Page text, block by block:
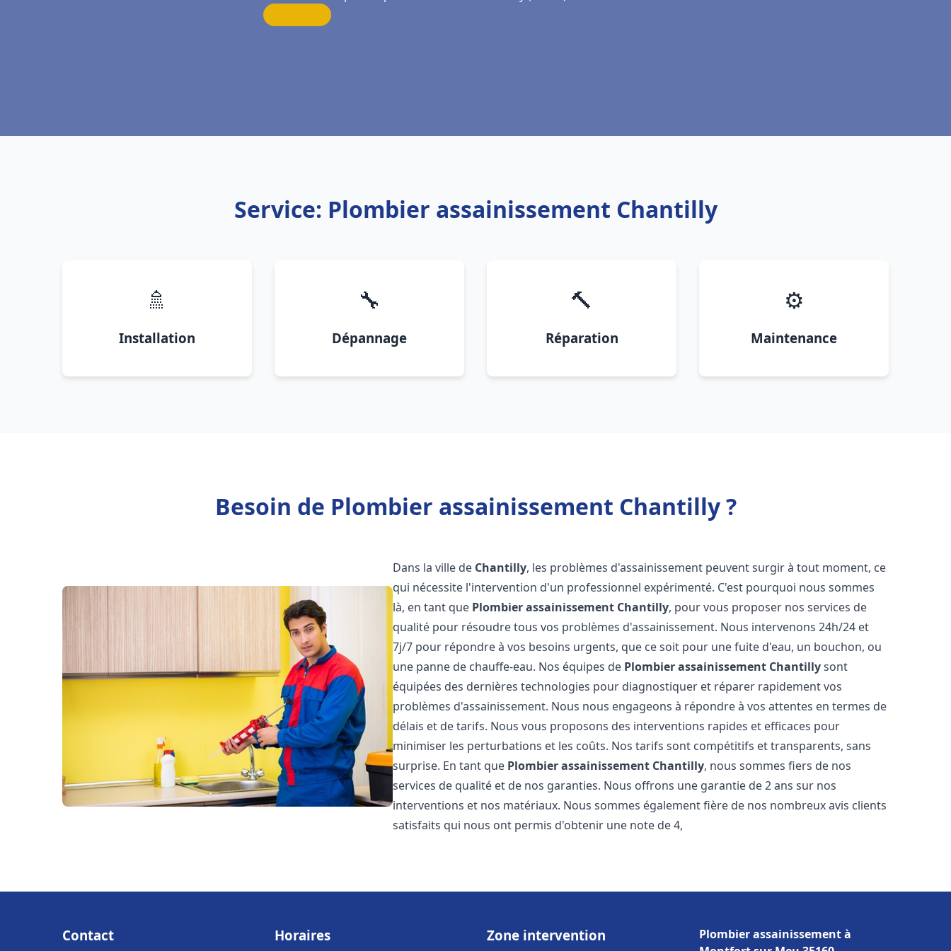
Service: Plombier assainissement Chantilly
🚿
Installation
🔧
Dépannage
🔨
Réparation
⚙️
Maintenance
Besoin de Plombier assainissement Chantilly ?
Dans la ville de Chantilly, les problèmes d'assainissement peuvent surgir à tout moment, ce
qui nécessite l'intervention d'un professionnel expérimenté. C'est pourquoi nous sommes
là, en tant que Plombier assainissement Chantilly, pour vous proposer nos services de
qualité pour résoudre tous vos problèmes d'assainissement. Nous intervenons 24h/24 et
7j/7 pour répondre à vos besoins urgents, que ce soit pour une fuite d'eau, un bouchon, ou
une panne de chauffe-eau. Nos équipes de Plombier assainissement Chantillysont
équipées des dernières technologies pour diagnostiquer et réparer rapidement vos
problèmes d'assainissement. Nous nous engageons à répondre à vos attentes en termes de
délais et de tarifs. Nous vous proposons des interventions rapides et efficaces pour
minimiser les perturbations et les coûts. Nos tarifs sont compétitifs et transparents, sans
surprise. En tant que Plombier assainissement Chantilly, nous sommes fiers de nos
services de qualité et de nos garanties. Nous offrons une garantie de 2 ans sur nos
interventions et nos matériaux. Nous sommes également fière de nos nombreux avis clients
satisfaits qui nous ont permis d'obtenir une note de 4,
Contact Horaires Zone intervention
Plombier assainissement à